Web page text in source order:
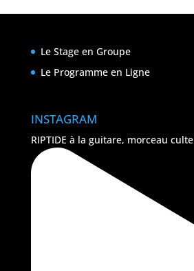
Le Stage en Groupe
Le Programme en Ligne
INSTAGRAM
RIPTIDE à la guitare, morceau